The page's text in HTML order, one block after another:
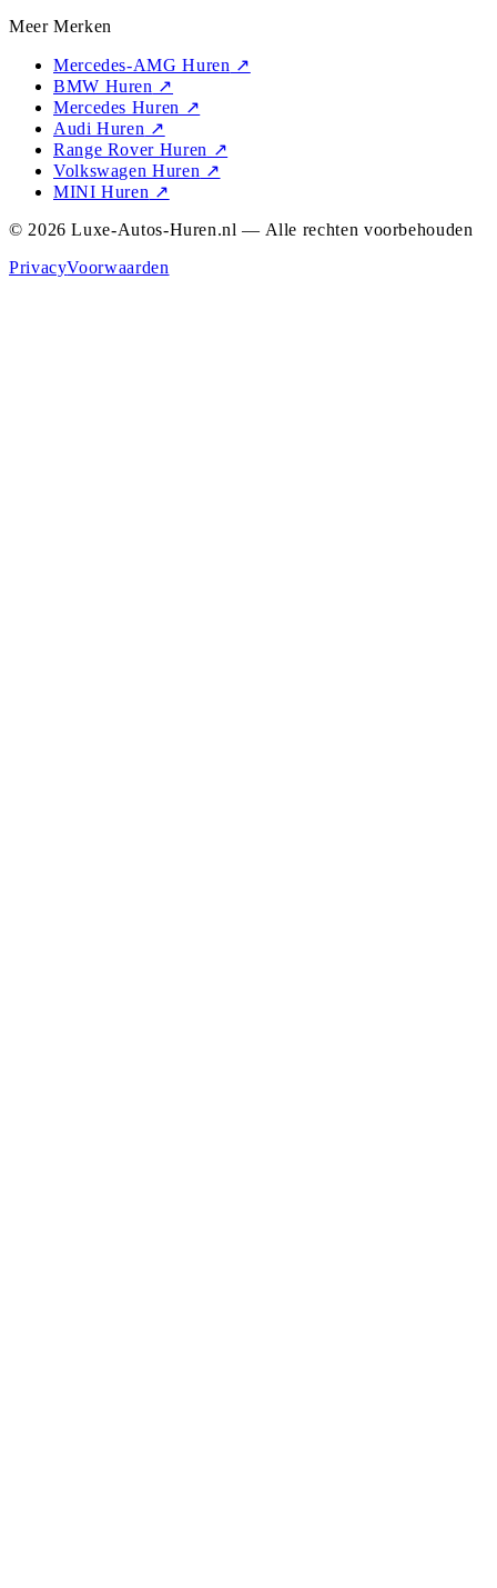
Meer Merken
Mercedes-AMG Huren ↗
BMW Huren ↗
Mercedes Huren ↗
Audi Huren ↗
Range Rover Huren ↗
Volkswagen Huren ↗
MINI Huren ↗
© 2026 Luxe-Autos-Huren.nl — Alle rechten voorbehouden
PrivacyVoorwaarden